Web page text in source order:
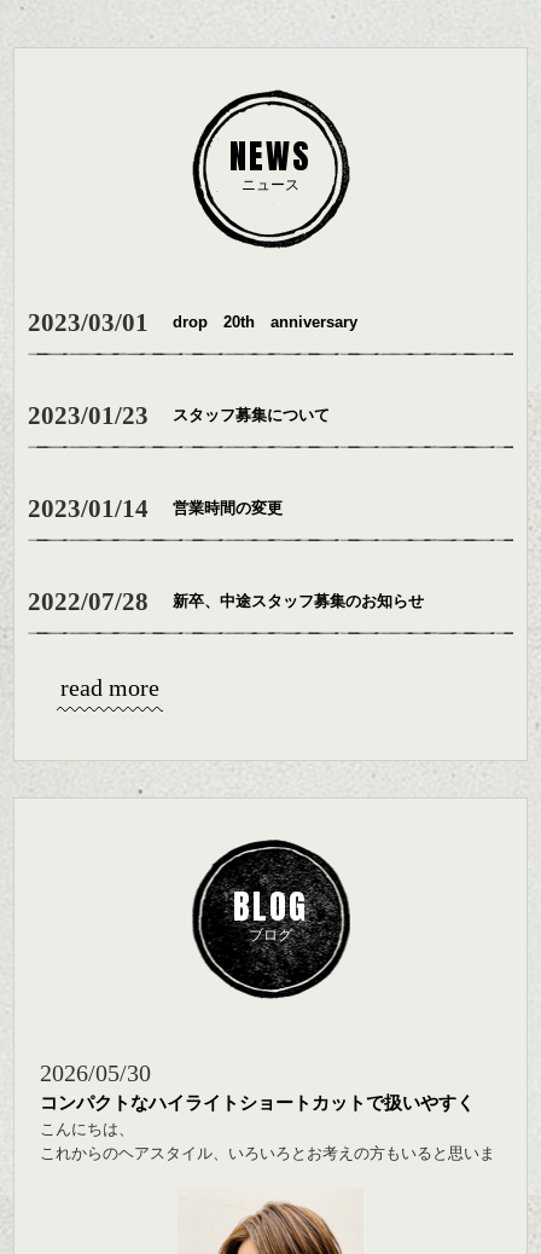
NEWS
ニュース
2023/03/01 drop 20th anniversary
2023/01/23 スタッフ募集について
2023/01/14 営業時間の変更
2022/07/28 新卒、中途スタッフ募集のお知らせ
read more
BLOG
ブログ
2026/05/30
コンパクトなハイライトショートカットで扱いやすく
こんにちは、
これからのヘアスタイル、いろいろとお考えの方もいると思いま
ショートカット、ボブの短めスタイルは扱いやすくとてもおすす